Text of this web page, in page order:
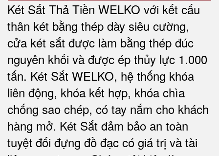
Két Sắt Thả Tiền WELKO với kết cấu
thân két bằng thép dày siêu cường,
cửa két sắt được làm bằng thép đúc
nguyên khối và được ép thủy lực 1.000
tấn. Két Sắt WELKO, hệ thống khóa
liên động, khóa kết hợp, khóa chìa
chống sao chép, có tay nắm cho khách
hàng mở. Két Sắt đảm bảo an toàn
tuyệt đối đựng đồ đạc có giá trị và tài